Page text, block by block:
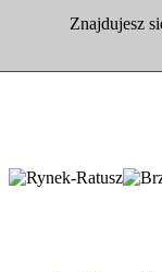
Znajdujesz